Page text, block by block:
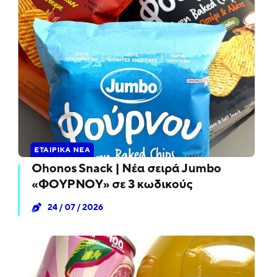
ΕΤΑΙΡΙΚΆ ΝΈΑ
Ohonos Snack | Νέα σειρά Jumbo
«ΦΟΥΡΝΟΥ» σε 3 κωδικούς
24 / 07 / 2026